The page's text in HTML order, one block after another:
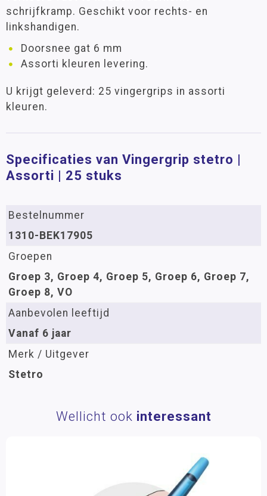
schrijfkramp. Geschikt voor rechts- en
linkshandigen.
Doorsnee gat 6 mm
Assorti kleuren levering.
U krijgt geleverd: 25 vingergrips in assorti
kleuren.
Specificaties van Vingergrip stetro |
Assorti | 25 stuks
Bestelnummer
1310-BEK17905
Groepen
Groep 3, Groep 4, Groep 5, Groep 6, Groep 7,
Groep 8, VO
Aanbevolen leeftijd
Vanaf 6 jaar
Merk / Uitgever
Stetro
Wellicht ook interessant